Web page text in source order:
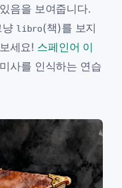
음을 보여줍니다.
냥 libro(책)를 보지
세요! 스페인어 이
사를 인식하는 연습